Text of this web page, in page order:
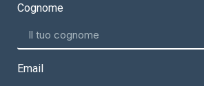
Cognome
Email